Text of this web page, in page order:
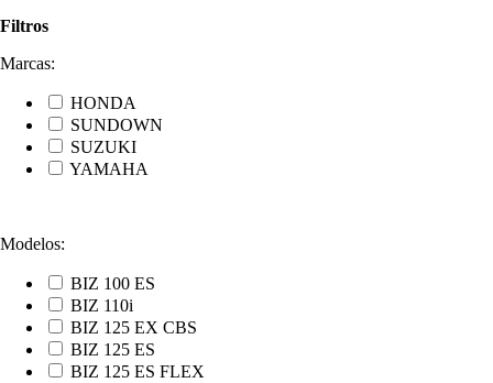
Filtros
Marcas:
HONDA
SUNDOWN
SUZUKI
YAMAHA
Modelos:
BIZ 100 ES
BIZ 110i
BIZ 125 EX CBS
BIZ 125 ES
BIZ 125 ES FLEX